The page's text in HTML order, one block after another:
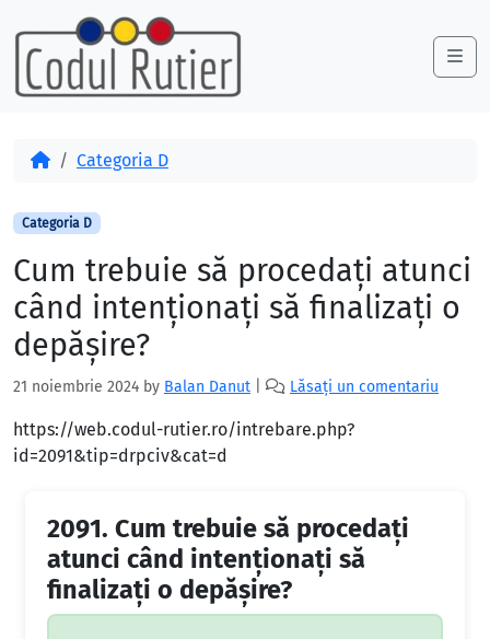
Skip to content
Skip to footer
AcasăCategoria D
Categoria D
Cum trebuie să procedaţi atunci
când intenţionaţi să finalizaţi o
depăşire?
21 noiembrie 2024 by Balan Danut Lăsați un comentariu
https://web.codul-rutier.ro/intrebare.php?
id=2091&tip=drpciv&cat=d
2091. Cum trebuie să procedaţi
atunci când intenţionaţi să
finalizaţi o depăşire?